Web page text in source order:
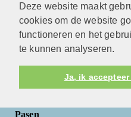
Deze website maakt
cookies om de website
functioneren en het
te kunnen analyseren.
Ja, ik
In de dienst van afgelopen
Radstake door ds. At Polhuis
Pasen